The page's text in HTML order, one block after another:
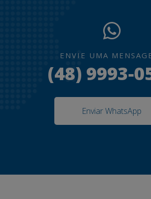
ENVIE UMA
(48) 9993-
Enviar WhatsApp